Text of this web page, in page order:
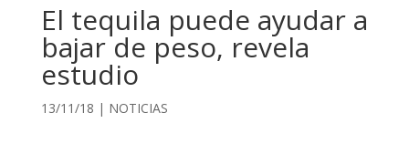
El tequila puede ayudar a
bajar de peso, revela
estudio
13/11/18 | NOTICIAS